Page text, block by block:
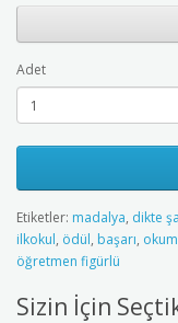
Adet
Etiketler: madalya, dikte
ilkokul, ödül, başarı,
öğretmen figürlü
Sizin İçin